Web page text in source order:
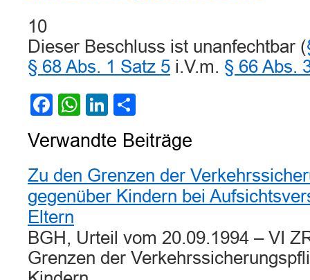
10
Dieser Beschluss ist unanfechtbar (
§ 68 Abs. 1 Satz 5 i.V.m. § 66 Abs.
Facebook
WhatsApp
LinkedIn
Verwandte Beiträge
Zu den Grenzen der
gegenüber Kindern bei
Eltern
BGH, Urteil vom 20.09.1994 – VI
Grenzen der